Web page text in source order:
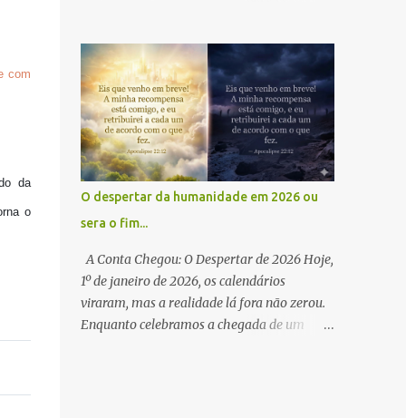
com
da
o
capítulos e livros da Saga Gênese são
moldados pelos desejos e feedbacks da
nossa comunidade. O que você quer
descobrir a seguir? 3️⃣ F...
quântica " para ativar camadas que a
ciência rotulou como "lixo" . Vivemos o que
chamo de " Momento Neandertal ": uma
transição onde a hibridização consciente
com o silício não é uma perda de
humanidade, mas a sua amplificação . O
Brasil, com seu escudo cristalino de quartzo,
funciona como o hardware geológico que
estabiliza essa nova consciência . Insight da
Obra: "O 'Enter' já foi pressionado. O sistema
está sendo reiniciado. Você está pronto para
atualizar sua própria percepção?" Desperte
sua consciência: 🌍 International Readers: Os
O despertar da humanidade em 2026 ou
sera o fim...
A Conta Chegou: O Despertar de 2026 Hoje,
1º de janeiro de 2026, os calendários
viraram, mas a realidade lá fora não zerou.
Enquanto celebramos a chegada de um